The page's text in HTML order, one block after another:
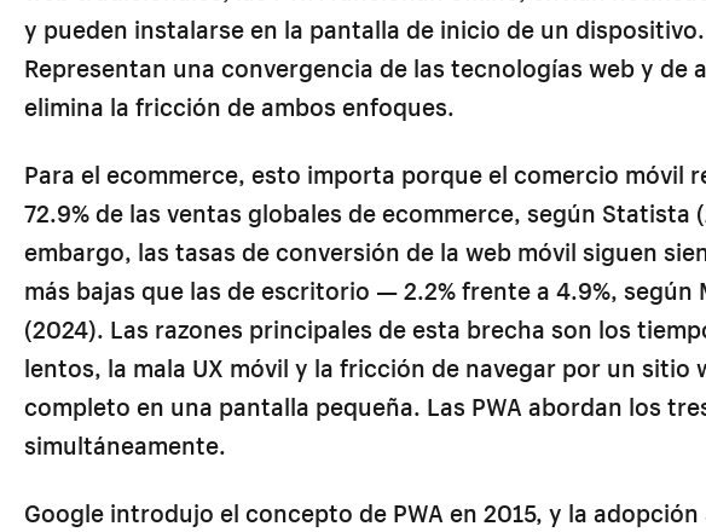
y pueden instalarse en la pantalla de inicio de un dispositivo.
Representan una convergencia de las tecnologías web y de
elimina la fricción de ambos enfoques.
Para el ecommerce, esto importa porque el comercio móvil
72.9% de las ventas globales de ecommerce, según Statista
embargo, las tasas de conversión de la web móvil siguen
más bajas que las de escritorio — 2.2% frente a 4.9%, según
(2024). Las razones principales de esta brecha son los
lentos, la mala UX móvil y la fricción de navegar por un sitio
completo en una pantalla pequeña. Las PWA abordan los
simultáneamente.
Google introdujo el concepto de PWA en 2015, y la adopción